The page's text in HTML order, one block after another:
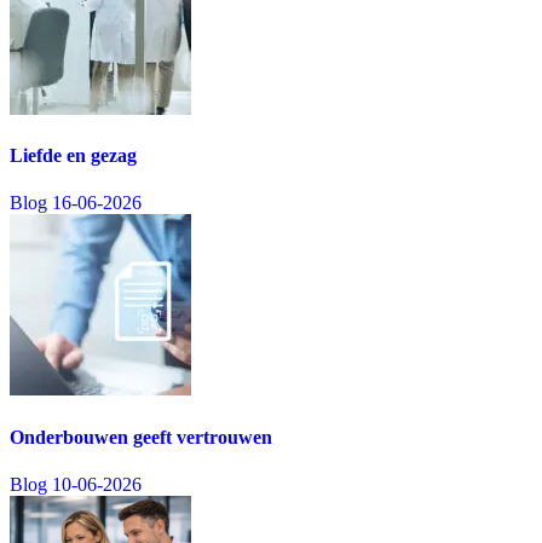
Liefde en gezag
Blog 16-06-2026
Onderbouwen geeft vertrouwen
Blog 10-06-2026